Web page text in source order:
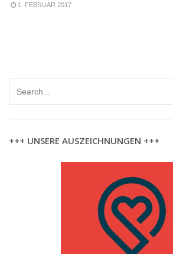
1. FEBRUAR 2017
+++ UNSERE AUSZEICHNUNGEN +++